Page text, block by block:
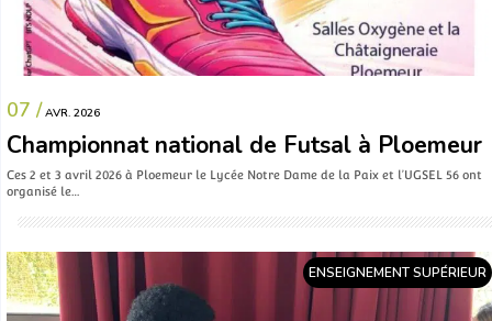
07 / AVR. 2026
Championnat national de Futsal à Ploemeur
Ces 2 et 3 avril 2026 à Ploemeur le Lycée Notre Dame de la Paix et l’UGSEL 56 ont
organisé le…
ENSEIGNEMENT SUPÉRIEUR